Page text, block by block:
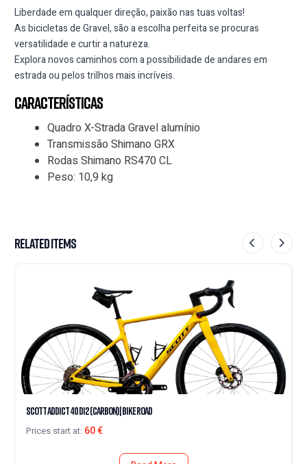
Liberdade em qualquer direção, paixão nas tuas voltas!
As bicicletas de Gravel, são a escolha perfeita se procuras
versatilidade e curtir a natureza.
Explora novos caminhos com a possibilidade de andares em
estrada ou pelos trilhos mais incríveis.
Características
Quadro X-Strada Gravel alumínio
Transmissão Shimano GRX
Rodas Shimano RS470 CL
Peso: 10,9 kg
Related Items
Scott Addict 40 Di2 (Carbon) | Bike Road
Prices start at: 60€